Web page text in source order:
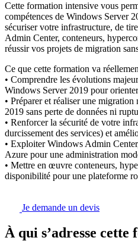
Cette formation intensive vous
compétences de Windows Server
sécuriser votre infrastructure, de
Admin Center, conteneurs,
réussir vos projets de migration
Ce que cette formation va
• Comprendre les évolutions
Windows Server 2019 pour
• Préparer et réaliser une
2019 sans perte de données ni
• Renforcer la sécurité de votre
durcissement des services) et
• Exploiter Windows Admin
Azure pour une administration
• Mettre en œuvre conteneurs,
disponibilité pour une plateforme
Je demande un devis
À qui s’adresse cette